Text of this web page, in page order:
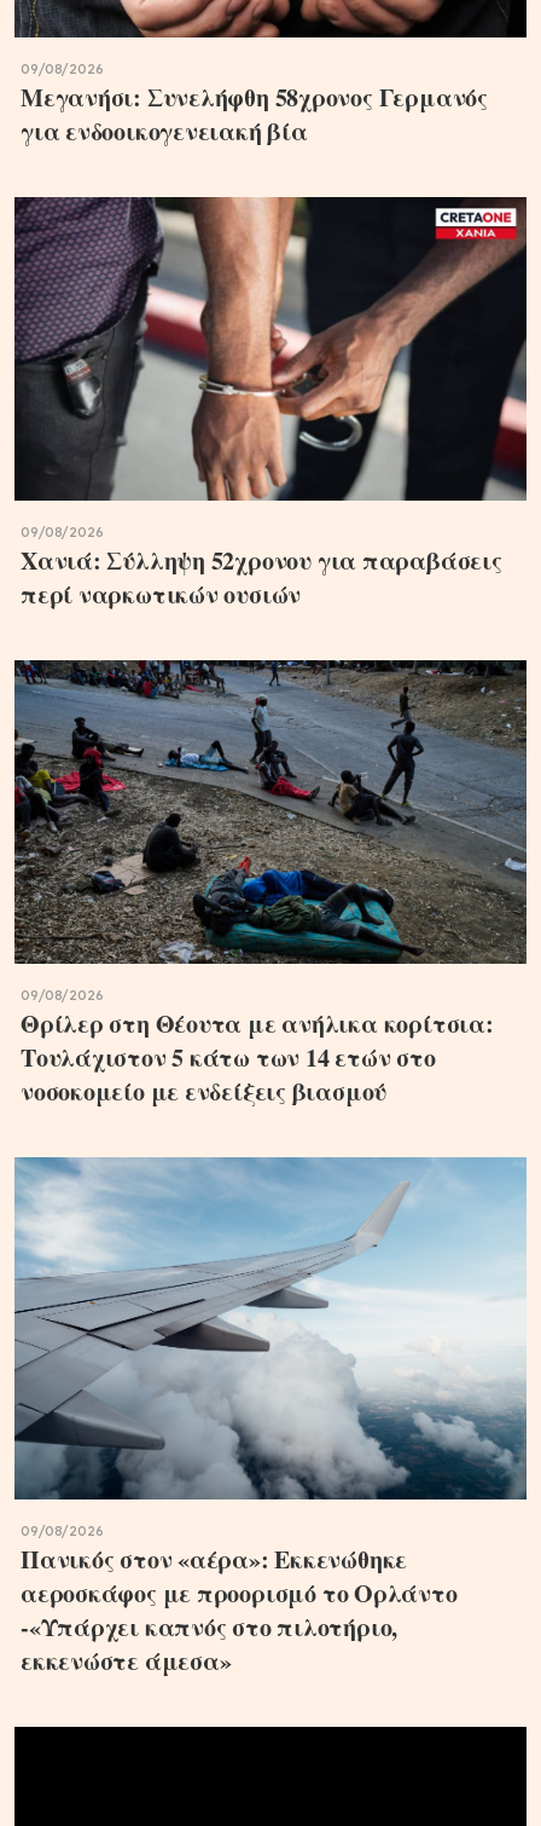
09/08/2026
Μεγανήσι: Συνελήφθη 58χρονος Γερμανός
για ενδοοικογενειακή βία
09/08/2026
Χανιά: Σύλληψη 52χρονου για παραβάσεις
περί ναρκωτικών ουσιών
09/08/2026
Θρίλερ στη Θέουτα με ανήλικα κορίτσια:
Τουλάχιστον 5 κάτω των 14 ετών στο
νοσοκομείο με ενδείξεις βιασμού
09/08/2026
Πανικός στον «αέρα»: Εκκενώθηκε
αεροσκάφος με προορισμό το Ορλάντο
-«Υπάρχει καπνός στο πιλοτήριο,
εκκενώστε άμεσα»